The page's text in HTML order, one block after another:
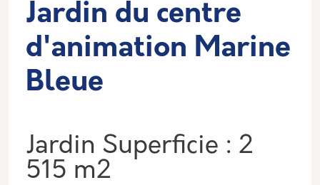
Jardin du centre
d'animation Marine
Bleue
Informations
Jardin Superficie : 2
515 m2